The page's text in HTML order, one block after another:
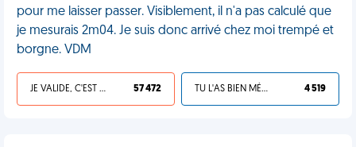
pour me laisser passer. Visiblement, il n'a pas calculé que
je mesurais 2m04. Je suis donc arrivé chez moi trempé et
borgne. VDM
JE VALIDE, C'EST UNE VDM 57 472 TU L'AS BIEN MÉRITÉ 4 519